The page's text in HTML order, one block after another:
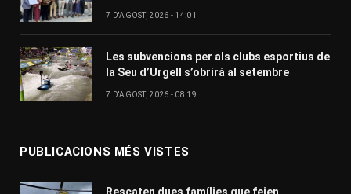
7 D'AGOST, 2026 - 14:01
Les subvencions per als clubs esportius de
la Seu d’Urgell s’obrirà al setembre
7 D'AGOST, 2026 - 08:19
PUBLICACIONS MÉS VISTES
Rescaten dues famílies que feien